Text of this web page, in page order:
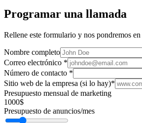
Programar una llamada
Rellene este formulario y nos pondremos
Nombre completo
Correo electrónico *
Número de contacto *
Sitio web de la empresa (si lo hay)*
Presupuesto mensual de marketing
1000$
Presupuesto de anuncios/mes